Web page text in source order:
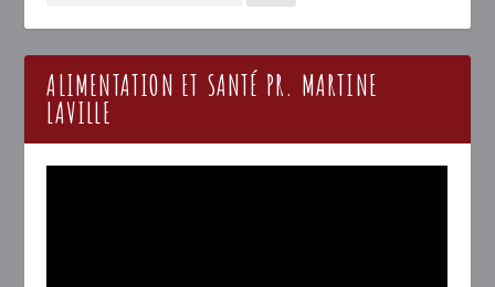
ALIMENTATION ET SANTÉ PR. MARTINE
LAVILLE